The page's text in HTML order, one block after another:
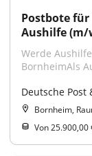
Postbote
Aushilfe (m/
Werde
BornheimAls
Deutsche Post
Bornheim,
Von 25.900,00